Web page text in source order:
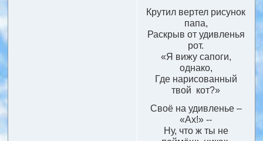
Крутил вертел рисунок
папа,
Раскрыв от удивленья
рот.
«Я вижу сапоги,
однако,
Где нарисованный
твой кот?»
Своё на удивленье –
«Ах!» --
Ну, что ж ты не